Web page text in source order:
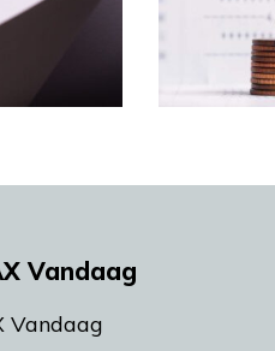
Vandaag
Vandaag